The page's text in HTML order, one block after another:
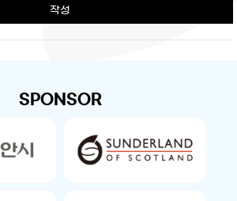
작성
SPONSOR